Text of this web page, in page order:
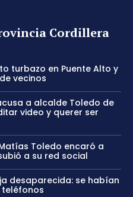
Cordillera
turbazo en Puente Alto y
vecinos
a alcalde Toledo de
video y querer ser
Toledo encaró a
a su red social
desaparecida: se habían